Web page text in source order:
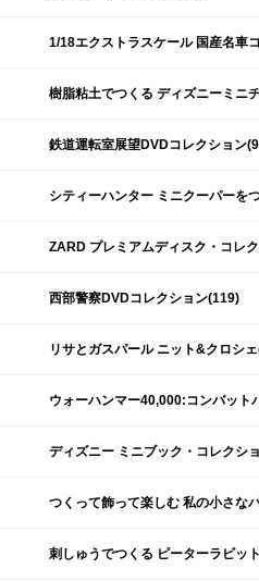
1/18エクストラスケール 国産名車
樹脂粘土でつくる ディズニーミニ
鉄道運転室展望DVDコレクション
シティーハンター ミニクーパーを
ZARD プレミアムディスク・コレ
西部警察DVDコレクション(119)
リサとガスパール ニット&クロシ
ウォーハンマー40,000:コンバット
ディズニー ミニブック・コレクシ
つくって飾って楽しむ 私の小さな
刺しゅうでつくる ピーターラビッ